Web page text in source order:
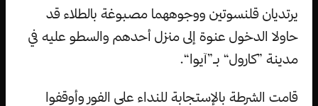
يرتديان قلنسوتين ووجوههما مصبوغة بالطلاء قد
حاولا الدخول عنوة إلى منزل أحدهم والسطو عليه في
مدينة ”كارول“ بـ”آيوا“.
قامت الشرطة بالإستجابة للنداء على الفور وأوقفوا